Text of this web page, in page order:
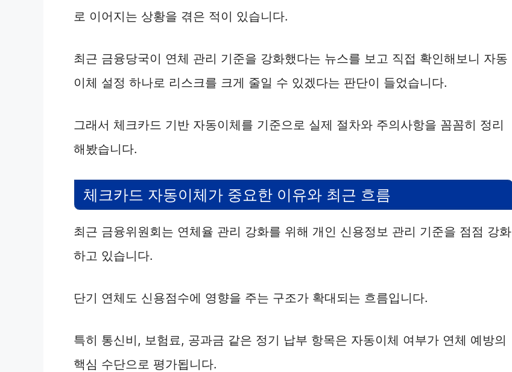
로 이어지는 상황을 겪은 적이 있습니다.
최근 금융당국이 연체 관리 기준을 강화했다는 뉴스를 보고 직접 확인해보니 자동
이체 설정 하나로 리스크를 크게 줄일 수 있겠다는 판단이 들었습니다.
그래서 체크카드 기반 자동이체를 기준으로 실제 절차와 주의사항을 꼼꼼히 정리
해봤습니다.
체크카드 자동이체가 중요한 이유와 최근 흐름
최근 금융위원회는 연체율 관리 강화를 위해 개인 신용정보 관리 기준을 점점 강화
하고 있습니다.
단기 연체도 신용점수에 영향을 주는 구조가 확대되는 흐름입니다.
특히 통신비, 보험료, 공과금 같은 정기 납부 항목은 자동이체 여부가 연체 예방의
핵심 수단으로 평가됩니다.